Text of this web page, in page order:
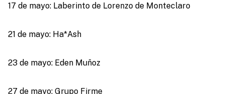
17 de mayo: Laberinto de Lorenzo de Monteclaro
21 de mayo: Ha*Ash
23 de mayo: Eden Muñoz
27 de mayo: Grupo Firme